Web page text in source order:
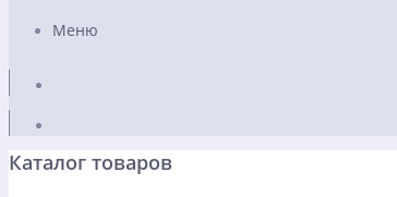
Меню
Каталог товаров